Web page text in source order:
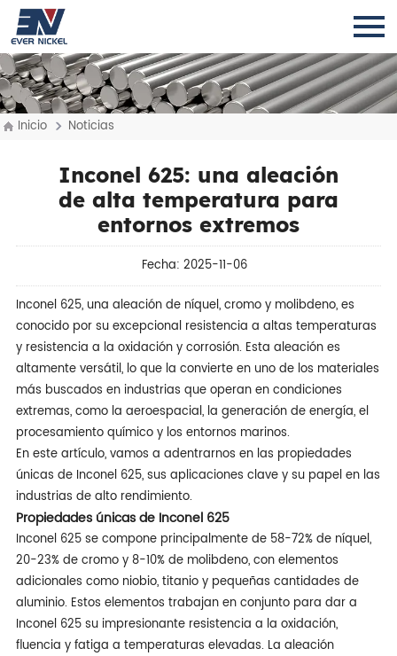
Inicio Noticias
Inconel 625: una aleación
de alta temperatura para
entornos extremos
Fecha: 2025-11-06
Inconel 625, una aleación de níquel, cromo y molibdeno, es
conocido por su excepcional resistencia a altas temperaturas
y resistencia a la oxidación y corrosión. Esta aleación es
altamente versátil, lo que la convierte en uno de los materiales
más buscados en industrias que operan en condiciones
extremas, como la aeroespacial, la generación de energía, el
procesamiento químico y los entornos marinos.
En este artículo, vamos a adentrarnos en las propiedades
únicas de Inconel 625, sus aplicaciones clave y su papel en las
industrias de alto rendimiento.
Propiedades únicas de Inconel 625
Inconel 625 se compone principalmente de 58-72% de níquel,
20-23% de cromo y 8-10% de molibdeno, con elementos
adicionales como niobio, titanio y pequeñas cantidades de
aluminio. Estos elementos trabajan en conjunto para dar a
Inconel 625 su impresionante resistencia a la oxidación,
fluencia y fatiga a temperaturas elevadas. La aleación